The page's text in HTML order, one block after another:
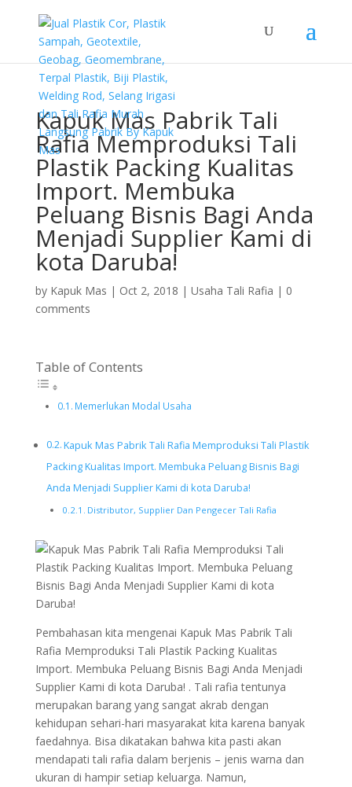
Kapuk Mas Pabrik Tali
Rafia Memproduksi Tali
Plastik Packing Kualitas
Import. Membuka
Peluang Bisnis Bagi Anda
Menjadi Supplier Kami di
kota Daruba!
by Kapuk Mas | Oct 2, 2018 | Usaha Tali Rafia | 0
comments
Table of Contents
Memerlukan Modal Usaha
Kapuk Mas Pabrik Tali Rafia Memproduksi Tali Plastik
Packing Kualitas Import. Membuka Peluang Bisnis Bagi
Anda Menjadi Supplier Kami di kota Daruba!
Distributor, Supplier Dan Pengecer Tali Rafia
Pembahasan kita mengenai Kapuk Mas Pabrik Tali
Rafia Memproduksi Tali Plastik Packing Kualitas
Import. Membuka Peluang Bisnis Bagi Anda Menjadi
Supplier Kami di kota Daruba! . Tali rafia tentunya
merupakan barang yang sangat akrab dengan
kehidupan sehari-hari masyarakat kita karena banyak
faedahnya. Bisa dikatakan bahwa kita pasti akan
mendapati tali rafia dalam berjenis – jenis warna dan
ukuran di hampir setiap keluarga. Namun,